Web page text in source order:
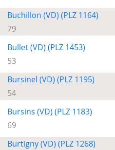
Buchillon (VD) (PLZ 1164)
79
Bullet (VD) (PLZ 1453)
53
Bursinel (VD) (PLZ 1195)
54
Bursins (VD) (PLZ 1183)
69
Burtigny (VD) (PLZ 1268)